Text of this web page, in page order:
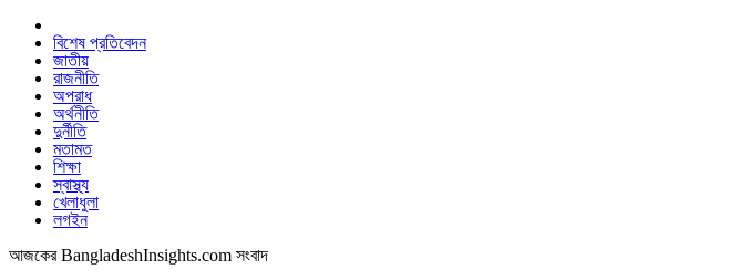
বিশেষ প্রতিবেদন
জাতীয়
রাজনীতি
অপরাধ
অর্থনীতি
দুর্নীতি
মতামত
শিক্ষা
স্বাস্থ্য
খেলাধুলা
লগইন
আজকের BangladeshInsights.com সংবাদ